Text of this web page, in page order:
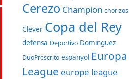
Cerezo Champion chorizos
Clever Copa del Rey
defensa Deportivo Dominguez
DuoPrescrito espanyol Europa
League europe league